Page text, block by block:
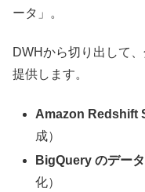
ータ」。
DWHから切り出して
提供します。
Amazon Redshift
成）
BigQuery のデー
化）